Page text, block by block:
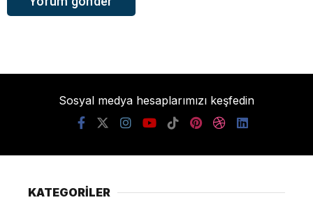
Sosyal medya hesaplarımızı keşfedin
KATEGORİLER